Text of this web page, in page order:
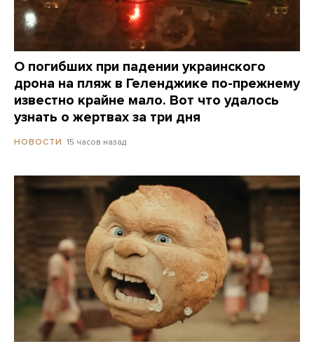
О погибших при падении украинского
дрона на пляж в Геленджике по-прежнему
известно крайне мало. Вот что удалось
узнать о жертвах за три дня
НОВОСТИ 15 часов назад